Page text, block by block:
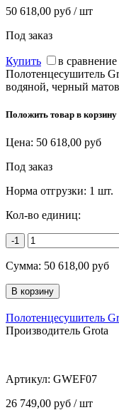
50 618,00 руб / шт
Под заказ
Купить в сравнение
Полотенцесушитель
водяной, черный
Положить товар в корзину
Цена: 50 618,00 руб
Под заказ
Норма отгрузки: 1 шт.
Кол-во единиц:
-1
Сумма: 50 618,00 руб
Полотенцесушитель
Производитель Grota
Артикул: GWEF07
26 749,00 руб / шт